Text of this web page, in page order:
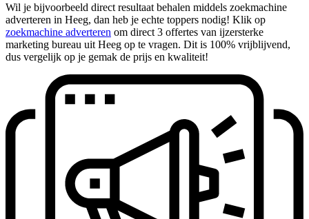
Wil je bijvoorbeeld direct resultaat behalen middels zoekmachine
adverteren in Heeg, dan heb je echte toppers nodig! Klik op
zoekmachine adverteren om direct 3 offertes van ijzersterke
marketing bureau uit Heeg op te vragen. Dit is 100% vrijblijvend,
dus vergelijk op je gemak de prijs en kwaliteit!